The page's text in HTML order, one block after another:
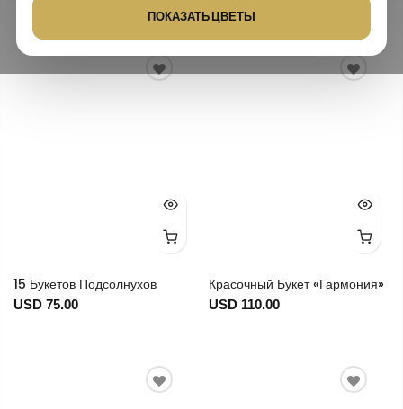
ПОКАЗАТЬ ЦВЕТЫ
15 Букетов Подсолнухов
USD 75.00
Красочный Букет «Гармония»
USD 110.00